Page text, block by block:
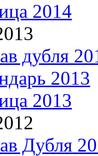
2014
дубля
2013
2013
Дубля